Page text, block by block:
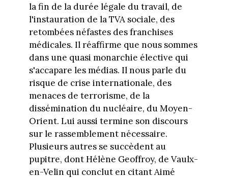
la fin de la durée légale du travail, de
l'instauration de la TVA sociale, des
retombées néfastes des franchises
médicales. Il réaffirme que nous sommes
dans une quasi monarchie élective qui
s'accapare les médias. Il nous parle du
risque de crise internationale, des
menaces de terrorisme, de la
dissémination du nucléaire, du Moyen-
Orient. Lui aussi termine son discours
sur le rassemblement nécessaire.
Plusieurs autres se succèdent au
pupitre, dont Hélène Geoffroy, de Vaulx-
en-Velin qui conclut en citant Aimé